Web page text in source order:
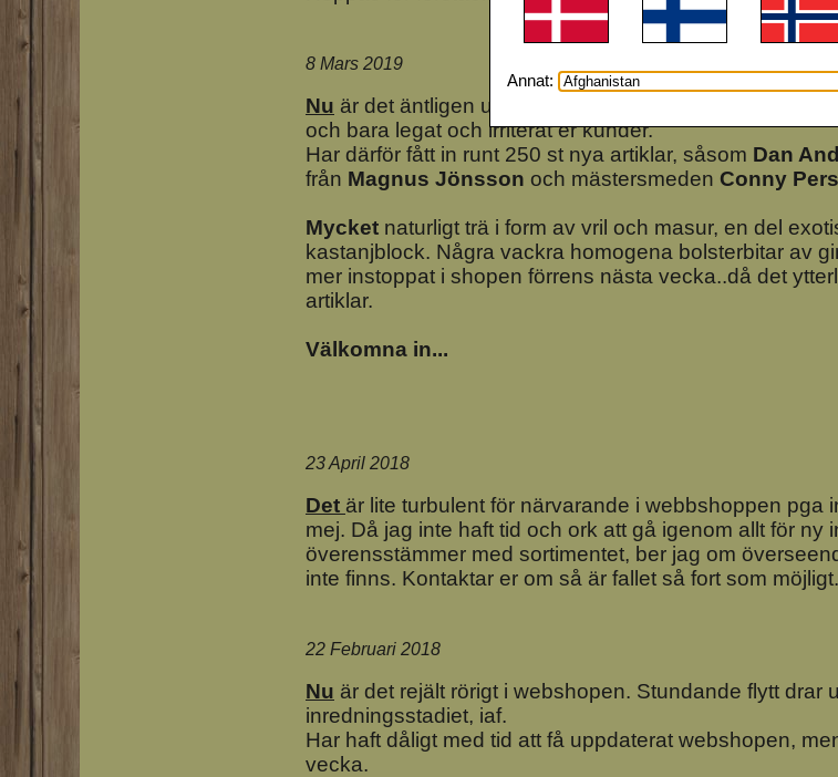
8 Mars 2019
Nu är det äntligen uppdaterat i webshopen. Har fått
och bara legat och irriterat er kunder.
Har därför fått in runt 250 st nya artiklar, såsom Dan
från Magnus Jönsson och mästersmeden Conny
Mycket naturligt trä i form av vril och masur, en del
kastanjblock. Några vackra homogena bolsterbitar av
mer instoppat i shopen förrens nästa vecka..då det
artiklar.
Välkomna in...
23 April 2018
Det är lite turbulent för närvarande i webbshoppen pga
mej. Då jag inte haft tid och ork att gå igenom allt för ny
överensstämmer med sortimentet, ber jag om
inte finns. Kontaktar er om så är fallet så fort som
22 Februari 2018
Nu är det rejält rörigt i webshopen. Stundande flytt drar
inredningsstadiet, iaf.
Har haft dåligt med tid att få uppdaterat webshopen,
vecka.
Annat: